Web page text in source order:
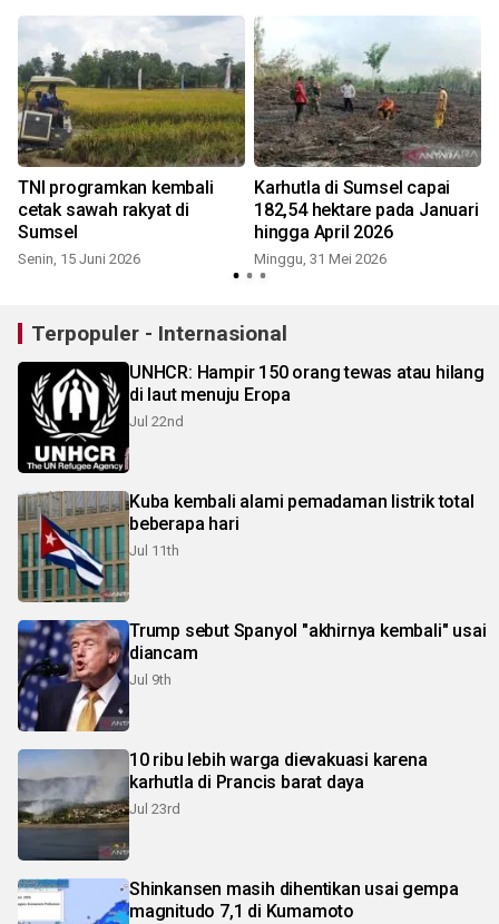
TNI programkan kembali
cetak sawah rakyat di
Sumsel
Senin, 15 Juni 2026
Karhutla di Sumsel capai
182,54 hektare pada Januari
hingga April 2026
Minggu, 31 Mei 2026
Terpopuler - Internasional
UNHCR: Hampir 150 orang tewas atau hilang
di laut menuju Eropa
Jul 22nd
Kuba kembali alami pemadaman listrik total
beberapa hari
Jul 11th
Trump sebut Spanyol "akhirnya kembali" usai
diancam
Jul 9th
10 ribu lebih warga dievakuasi karena
karhutla di Prancis barat daya
Jul 23rd
Shinkansen masih dihentikan usai gempa
magnitudo 7,1 di Kumamoto